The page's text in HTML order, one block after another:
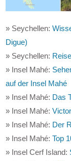
» Seychellen:
Digue)
» Seychellen:
» Insel Mahé:
auf der Insel Mahé
» Insel Mahé: Das
» Insel Mahé:
» Insel Mahé: Der
» Insel Mahé:Top
» Insel Cerf Island: